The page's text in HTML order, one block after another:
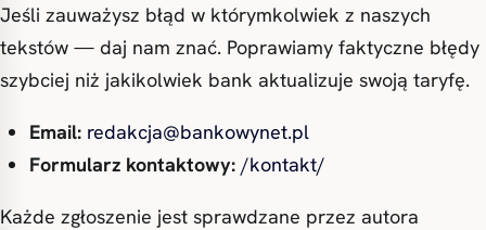
Jeśli zauważysz błąd w którymkolwiek z naszych
tekstów — daj nam znać. Poprawiamy faktyczne błędy
szybciej niż jakikolwiek bank aktualizuje swoją taryfę.
Email: redakcja@bankowynet.pl
Formularz kontaktowy: /kontakt/
Każde zgłoszenie jest sprawdzane przez autora